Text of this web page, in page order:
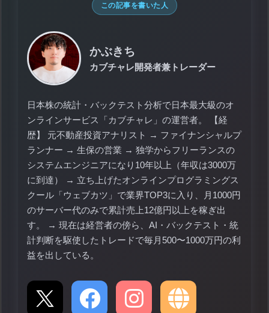
この記事を書いた人
かぶきち
カブチャレ開発者兼トレーダー
日本株の統計・バックテスト分析で日本最大級のオ
ンラインサービス「カブチャレ」の運営者。 【経
歴】 元不動産投資アナリスト → ファイナンシャルプ
ランナー → 生保の営業 → 独学からフリーランスの
システムエンジニアになり10年以上（年収は3000万
に到達） → 立ち上げたオンラインプログラミングス
クール「ウェブカツ」で業界TOP3に入り、月1000円
のサーバー代のみで累計売上12億円以上を稼ぎ出
す。 → 現在は経営者の傍ら、AI・バックテスト・統
計判断を駆使したトレードで毎月500〜1000万円の利
益を出している。